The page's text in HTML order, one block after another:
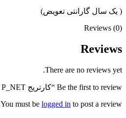
( یک سال گارانتی تعویض)
Reviews (0)
Reviews
There are no reviews yet.
Be the first to review “کارتریج CANON 725 P_NET”
You must be logged in to post a review.